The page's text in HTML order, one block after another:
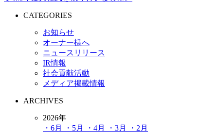
CATEGORIES
お知らせ
オーナー様へ
ニュースリリース
IR情報
社会貢献活動
メディア掲載情報
ARCHIVES
2026年
・6月
・5月 ・4月 ・3月
・2月